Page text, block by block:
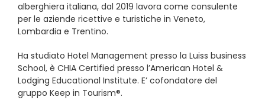
alberghiera italiana, dal 2019 lavora come consulente
per le aziende ricettive e turistiche in Veneto,
Lombardia e Trentino.
Ha studiato Hotel Management presso la Luiss business
School, è CHIA Certified presso l’American Hotel &
Lodging Educational Institute. E’ cofondatore del
gruppo Keep in Tourism®.